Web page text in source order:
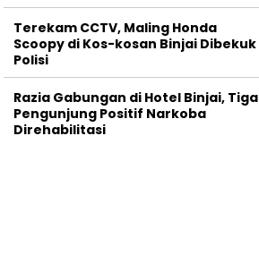
Terekam CCTV, Maling Honda
Scoopy di Kos-kosan Binjai Dibekuk
Polisi
Razia Gabungan di Hotel Binjai, Tiga
Pengunjung Positif Narkoba
Direhabilitasi